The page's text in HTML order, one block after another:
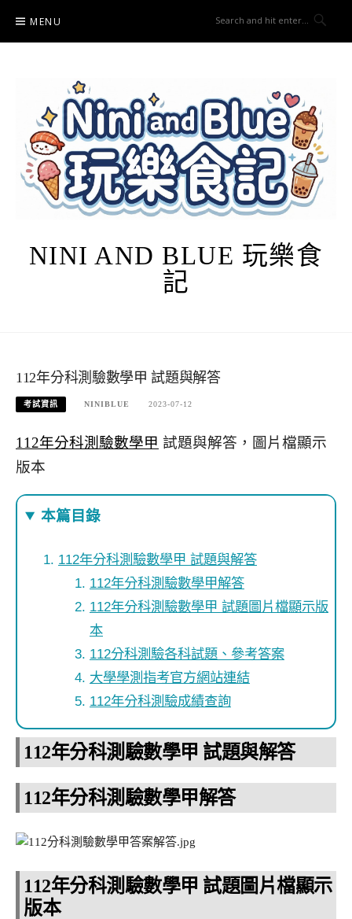
content
MENU
NINI AND BLUE 玩樂食
記
112年分科測驗數學甲 試題與解答
考試資訊 NINIBLUE 2023-07-12
112年分科測驗數學甲 試題與解答，圖片檔顯示
版本
本篇目錄
112年分科測驗數學甲 試題與解答
112年分科測驗數學甲解答
112年分科測驗數學甲 試題圖片檔顯示版
本
112分科測驗各科試題、參考答案
大學學測指考官方網站連結
112年分科測驗成績查詢
112年分科測驗數學甲 試題與解答
112年分科測驗數學甲解答
112年分科測驗數學甲 試題圖片檔顯示
版本